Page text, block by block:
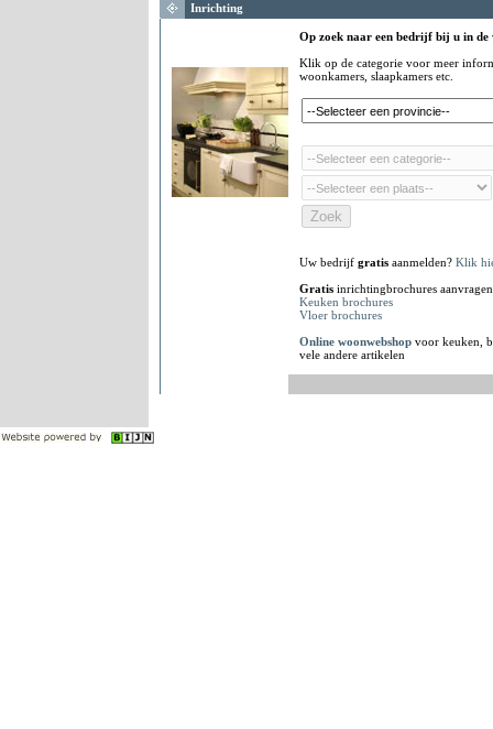
Inrichting
Op zoek naar een bedrijf bij u in
Klik op de categorie voor meer
woonkamers, slaapkamers etc.
Uw bedrijf gratis aanmelden? Klik
Gratis inrichtingbrochures
Keuken brochures
Vloer brochures
Online woonwebshop voor keuken,
vele andere artikelen